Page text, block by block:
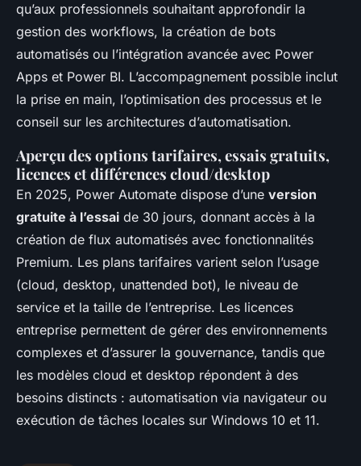
qu’aux professionnels souhaitant approfondir la
gestion des workflows, la création de bots
automatisés ou l’intégration avancée avec Power
Apps et Power BI. L’accompagnement possible inclut
la prise en main, l’optimisation des processus et le
conseil sur les architectures d’automatisation.
Aperçu des options tarifaires, essais gratuits,
licences et différences cloud/desktop
En 2025, Power Automate dispose d’une version
gratuite à l’essai de 30 jours, donnant accès à la
création de flux automatisés avec fonctionnalités
Premium. Les plans tarifaires varient selon l’usage
(cloud, desktop, unattended bot), le niveau de
service et la taille de l’entreprise. Les licences
entreprise permettent de gérer des environnements
complexes et d’assurer la gouvernance, tandis que
les modèles cloud et desktop répondent à des
besoins distincts : automatisation via navigateur ou
exécution de tâches locales sur Windows 10 et 11.